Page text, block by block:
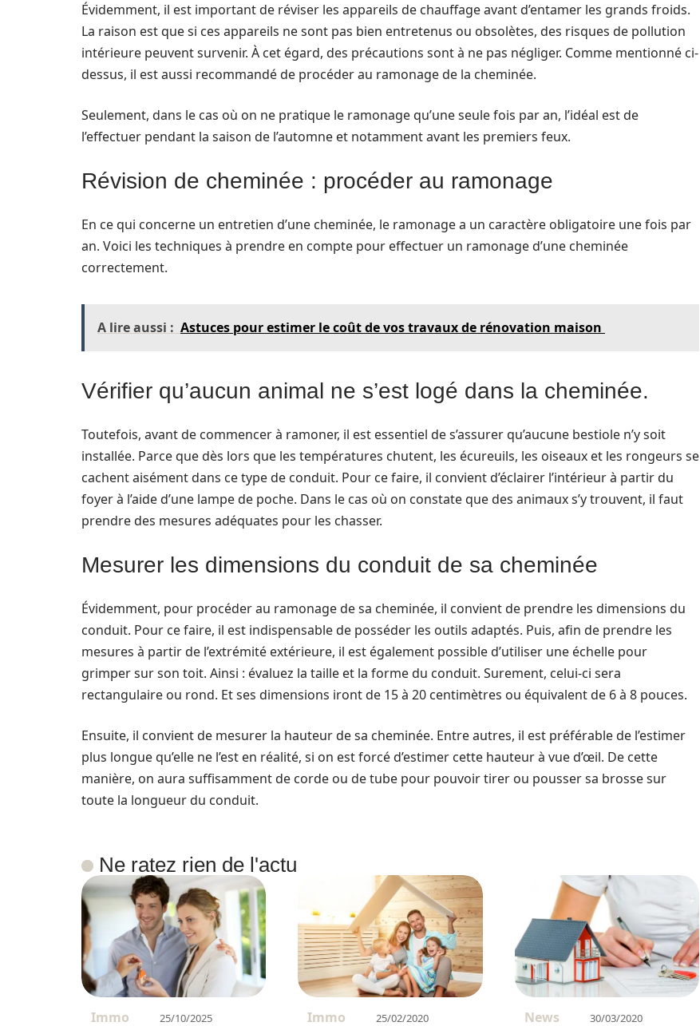
Évidemment, il est important de réviser les appareils de chauffage avant d’entamer les grands froids.
La raison est que si ces appareils ne sont pas bien entretenus ou obsolètes, des risques de pollution
intérieure peuvent survenir. À cet égard, des précautions sont à ne pas négliger. Comme mentionné ci-
dessus, il est aussi recommandé de procéder au ramonage de la cheminée.
Seulement, dans le cas où on ne pratique le ramonage qu’une seule fois par an, l’idéal est de
l’effectuer pendant la saison de l’automne et notamment avant les premiers feux.
Révision de cheminée : procéder au ramonage
En ce qui concerne un entretien d’une cheminée, le ramonage a un caractère obligatoire une fois par
an. Voici les techniques à prendre en compte pour effectuer un ramonage d’une cheminée
correctement.
A lire aussi : Astuces pour estimer le coût de vos travaux de rénovation maison
Vérifier qu’aucun animal ne s’est logé dans la cheminée.
Toutefois, avant de commencer à ramoner, il est essentiel de s’assurer qu’aucune bestiole n’y soit
installée. Parce que dès lors que les températures chutent, les écureuils, les oiseaux et les rongeurs se
cachent aisément dans ce type de conduit. Pour ce faire, il convient d’éclairer l’intérieur à partir du
foyer à l’aide d’une lampe de poche. Dans le cas où on constate que des animaux s’y trouvent, il faut
prendre des mesures adéquates pour les chasser.
Mesurer les dimensions du conduit de sa cheminée
Évidemment, pour procéder au ramonage de sa cheminée, il convient de prendre les dimensions du
conduit. Pour ce faire, il est indispensable de posséder les outils adaptés. Puis, afin de prendre les
mesures à partir de l’extrémité extérieure, il est également possible d’utiliser une échelle pour
grimper sur son toit. Ainsi : évaluez la taille et la forme du conduit. Surement, celui-ci sera
rectangulaire ou rond. Et ses dimensions iront de 15 à 20 centimètres ou équivalent de 6 à 8 pouces.
Ensuite, il convient de mesurer la hauteur de sa cheminée. Entre autres, il est préférable de l’estimer
plus longue qu’elle ne l’est en réalité, si on est forcé d’estimer cette hauteur à vue d’œil. De cette
manière, on aura suffisamment de corde ou de tube pour pouvoir tirer ou pousser sa brosse sur
toute la longueur du conduit.
Ne ratez rien de l'actu
Immo 25/10/2025 Immo 25/02/2020 News 30/03/2020